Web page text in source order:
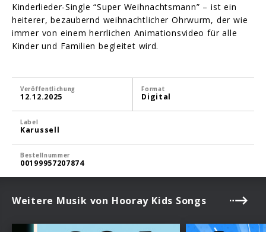
Kinderlieder-Single “Super Weihnachtsmann” – ist ein
heiterer, bezaubernd weihnachtlicher Ohrwurm, der wie
immer von einem herrlichen Animationsvideo für alle
Kinder und Familien begleitet wird.
Veröffentlichung
12.12.2025
Format
Digital
Label
Karussell
Bestellnummer
00199957207874
Weitere Musik von Hooray Kids Songs